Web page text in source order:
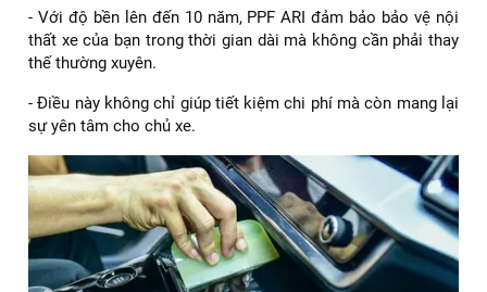
✅Chất liệu TPU cao cấp
- PPF ARI được làm từ chất liệu TPU cao cấp, có khả năng
tự phục hồi các vết xước nhỏ dưới 0,013mm.
- Điều này có nghĩa là những vết xước nhỏ sẽ tự động biến
mất, giữ cho bề mặt nội thất luôn mịn màng và hoàn hảo.
- Chất liệu TPU còn có độ bền cao, chịu được các tác động
từ môi trường và thời tiết khắc nghiệt.
✅Độ bền ấn tượng
- Với độ bền lên đến 10 năm, PPF ARI đảm bảo bảo vệ nội